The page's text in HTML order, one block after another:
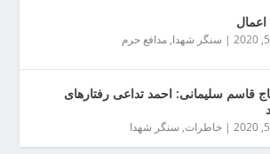
| سنگر شهدا,مدافع حرم
قاسم سلیمانی: احمد تداعی رفتارهای
|خاطرات, سنگر شهدا